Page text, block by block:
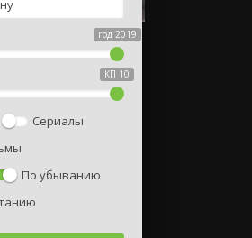
год 2019
КП 10
Сериалы
По убыванию